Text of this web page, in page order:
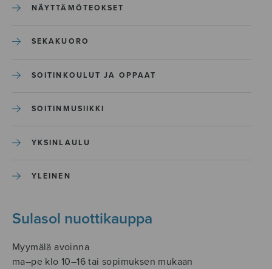
NÄYTTÄMÖTEOKSET
SEKAKUORO
SOITINKOULUT JA OPPAAT
SOITINMUSIIKKI
YKSINLAULU
YLEINEN
Sulasol nuottikauppa
Myymälä avoinna
ma–pe klo 10–16 tai sopimuksen mukaan